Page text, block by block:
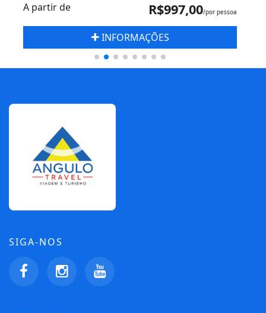
A partir de R$997,00/por pessoa
INFORMAÇÕES
SIGA-NOS